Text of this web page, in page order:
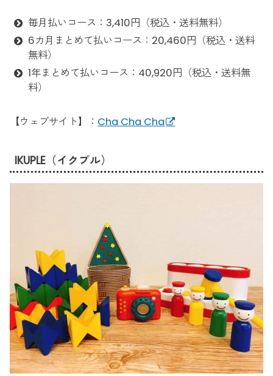
毎月払いコース：3,410円（税込・送料無料）
6カ月まとめて払いコース：20,460円（税込・送料
無料）
1年まとめて払いコース：40,920円（税込・送料無
料）
【ウェブサイト】： Cha Cha Cha
IKUPLE（イクプル）